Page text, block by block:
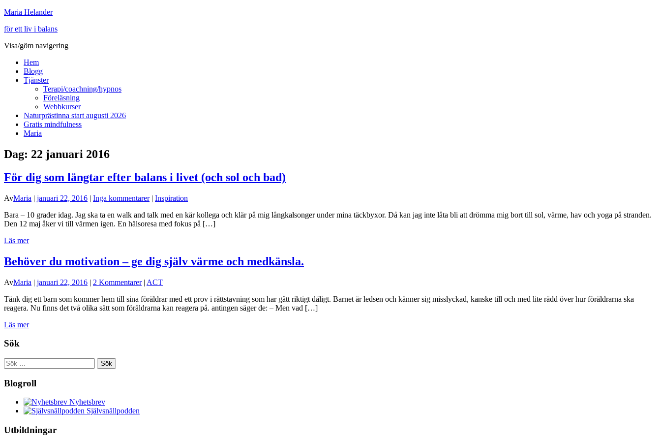
Maria Helander
för ett liv i balans
Visa/göm navigering
Hem
Blogg
Tjänster
Terapi/coachning/hypnos
Föreläsning
Webbkurser
Naturprästinna start augusti 2026
Gratis mindfulness
Maria
Dag: 22 januari 2016
För dig som längtar efter balans i livet (och sol och bad)
AvMaria | januari 22, 2016 | Inga kommentarer| Inspiration
Bara – 10 grader idag. Jag ska ta en walk and talk med en kär kollega och klär på mig långkalsonger under mina täckbyxor. Då kan jag inte låta bli att drömma mig bort till sol, värme, hav och yoga på stranden.
Den 12 maj åker vi till värmen igen. En hälsoresa med fokus på […]
Läs mer
Behöver du motivation – ge dig själv värme och medkänsla.
AvMaria | januari 22, 2016 | 2 Kommentarer| ACT
Tänk dig ett barn som kommer hem till sina föräldrar med ett prov i rättstavning som har gått riktigt dåligt. Barnet är ledsen och känner sig misslyckad, kanske till och med lite rädd över hur föräldrarna ska
reagera. Nu finns det två olika sätt som föräldrarna kan reagera på. antingen säger de: – Men vad […]
Läs mer
Sök
Sök
efter:
Blogroll
Nyhetsbrev
Självsnällpodden
Utbildningar